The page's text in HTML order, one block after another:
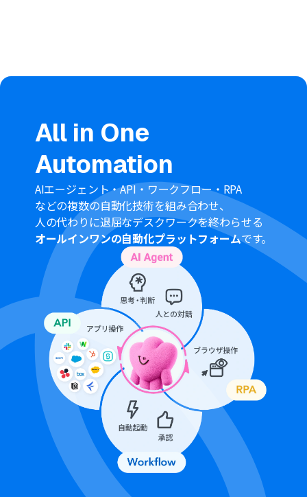
■注意事項
トリガーは5分、10分、15分、30分、60分の間隔で起動
間隔を選択できます。
プランによって最短の起動間隔が異なりますので、ご注意
ください。
ブラウザを操作するオペレーションはサクセスプランで
のみご利用いただける機能となっております。フリープラ
ン・ミニプラン・チームプランの場合は設定しているフロ
ーボットのオペレーションはエラーとなりますので、ご注
意ください。
サクセスプランなどの有料プランは、2週間の無料トライ
アルを行うことが可能です。無料トライアル中には制限対
象のアプリやブラウザを操作するオペレーションを使用
することができます。
ブラウザを操作するオペレーションの設定方法は以下を
ご参照ください。
https://intercom.help/yoom/ja/articles/9099691
All in One
Automation
AIエージェント・API・ワークフロー・RPA
などの複数の自動化技術を組み合わせ、
人の代わりに退屈なデスクワークを終わらせる
オールインワンの自動化プラットフォームです。